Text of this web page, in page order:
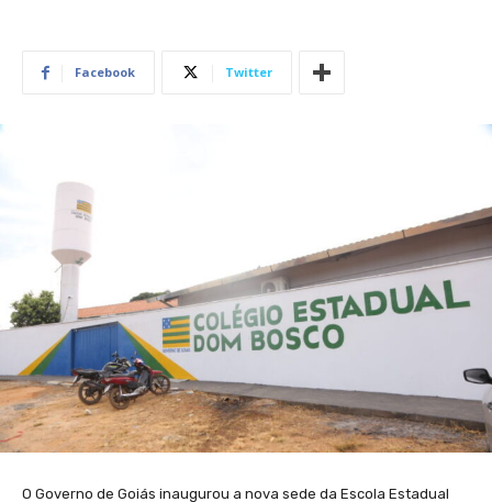
Facebook Twitter
O Governo de Goiás inaugurou a nova sede da Escola Estadual